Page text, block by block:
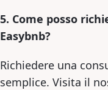
5. Come posso
Easybnb?
Richiedere una
semplice. Visita il